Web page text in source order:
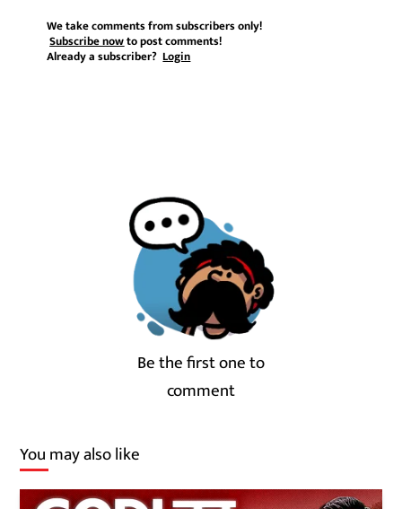
We take comments from subscribers only!
Subscribe nowto post comments!
Already a subscriber?Login
Be the first one to
comment
You may also like